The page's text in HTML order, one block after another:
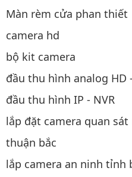
Màn rèm cửa phan thiết
camera hd
bộ kit camera
đầu thu hình analog HD
đầu thu hình IP - NVR
lắp đặt camera quan
thuận bắc
lắp camera an ninh tỉnh